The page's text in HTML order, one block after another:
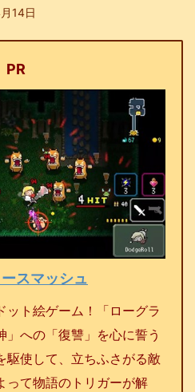
14日
PR
スマッシュ
ット絵ゲーム！「ローグラ
」への「復讐」を心に誓う
駆使して、立ちふさがる敵
って物語のトリガーが解